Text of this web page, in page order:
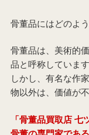
骨董品にはどのよ
骨董品は、美術的
品と呼称しています
しかし、有名な作
物以外は、価値が
「骨董品買取店